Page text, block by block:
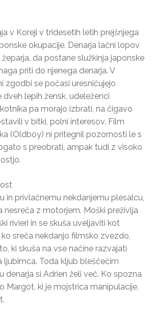
v Koreji v tridesetih letih prejšnjega
okupacije. Denarja lačni lopov
da postane služkinja japonske
priti do njenega denarja. V
zgodbi se počasi uresničujejo
lepih žensk, udeleženci
pa morajo izbrati, na čigavo
v bitki, polni interesov. Film
(Oldboy) ni pritegnil pozornosti le s
s preobrati, ampak tudi z visoko
in privlačnemu nekdanjemu plesalcu,
nesreča z motorjem. Moški preživlja
rivieri in se skuša uveljaviti kot
sreča nekdanjo filmsko zvezdo,
ki skuša na vse načine razvajati
ljubimca. Toda kljub bleščečim
denarja si Adrien želi več. Ko spozna
Margot, ki je mojstrica manipulacije,